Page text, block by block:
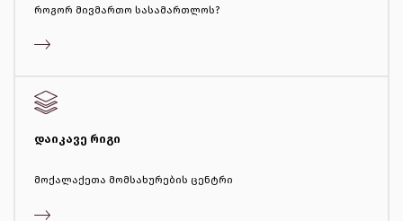
როგორ მივმართო სასამართლოს?
დაიკავე რიგი
მოქალაქეთა მომსახურების ცენტრი